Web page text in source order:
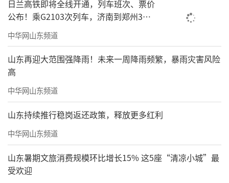
日兰高铁即将全线开通，列车班次、票价
公布！乘G2103次列车，济南到郑州3小
时到达
中华网山东频道
山东再迎大范围强降雨！未来一周降雨频繁，暴雨灾害风险
高
中华网山东频道
山东持续推行稳岗返还政策，释放更多红利
中华网山东频道
山东暑期文旅消费规模环比增长15% 这5座“清凉小城”最
受欢迎